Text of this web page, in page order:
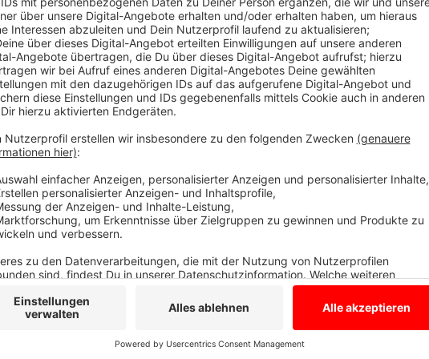
Auf Sofalehne geklettert
Anzeige
Er liegt aktuell im Krankenhaus, schwebt aber nicht in
Kleine wollte wohl seiner Katze hinterher und dazu auf
dem offenen Fenster stand. Seine große Schwester war
Anzeige